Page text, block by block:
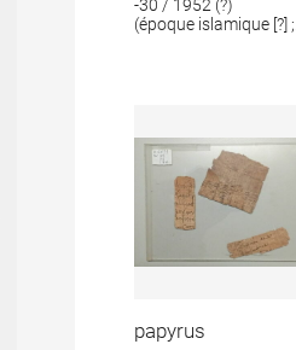
-30 / 1952 (?)
(époque islamique [?] ;
papyrus